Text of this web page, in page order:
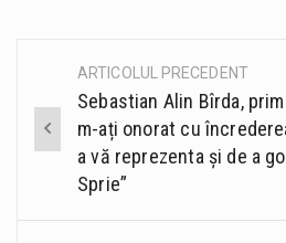
Post
navigation
ARTICOLUL PRECEDENT
Sebastian Alin Bîrda,
m-ați onorat cu
a vă reprezenta și de a
Sprie”